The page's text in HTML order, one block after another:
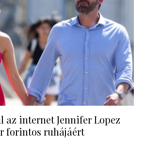
az internet Jennifer Lopez
forintos ruhájáért